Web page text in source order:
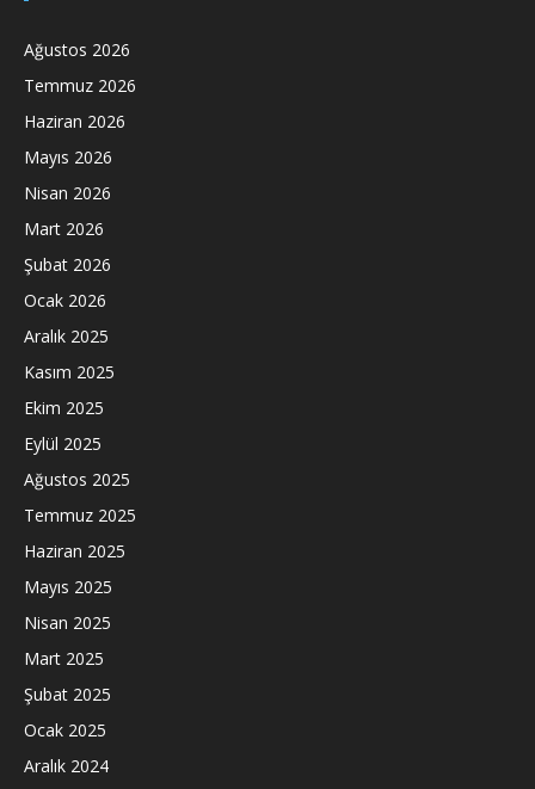
Ağustos 2026
Temmuz 2026
Haziran 2026
Mayıs 2026
Nisan 2026
Mart 2026
Şubat 2026
Ocak 2026
Aralık 2025
Kasım 2025
Ekim 2025
Eylül 2025
Ağustos 2025
Temmuz 2025
Haziran 2025
Mayıs 2025
Nisan 2025
Mart 2025
Şubat 2025
Ocak 2025
Aralık 2024